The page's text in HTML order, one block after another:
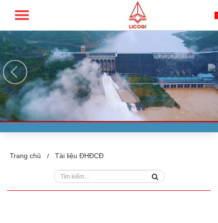
TỔNG CÔNG TY LICOGI - CTCP
Trang chủ / Tài liệu ĐHĐCĐ